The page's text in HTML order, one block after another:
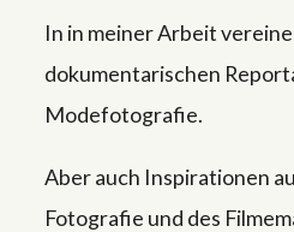
In in meiner Arbeit
dokumentarischen
Modefotografie.
Aber auch Inspirationen
Fotografie und des